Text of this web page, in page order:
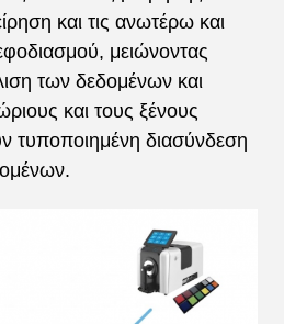
και τις ανωτέρω και
μειώνοντας
των δεδομένων και
και τους ξένους
τυποποιημένη διασύνδεση